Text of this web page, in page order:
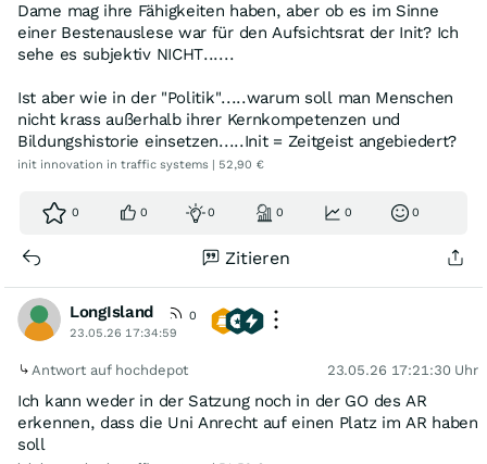
Dame mag ihre Fähigkeiten haben, aber ob es im Sinne
einer Bestenauslese war für den Aufsichtsrat der Init? Ich
sehe es subjektiv NICHT......
Ist aber wie in der "Politik".....warum soll man Menschen
nicht krass außerhalb ihrer Kernkompetenzen und
Bildungshistorie einsetzen.....Init = Zeitgeist angebiedert?
init innovation in traffic systems | 52,90 €
0 0 0 0 0 0
Zitieren
LongIsland
0
23.05.26 17:34:59
Antwort auf hochdepot 23.05.26 17:21:30 Uhr
Ich kann weder in der Satzung noch in der GO des AR
erkennen, dass die Uni Anrecht auf einen Platz im AR haben
soll